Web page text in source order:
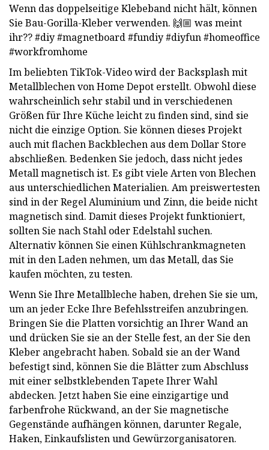
Wenn das doppelseitige Klebeband nicht hält, können
Sie Bau-Gorilla-Kleber verwenden. 🙌🏼 was meint
ihr?? #diy #magnetboard #fundiy #diyfun #homeoffice
#workfromhome
Im beliebten TikTok-Video wird der Backsplash mit
Metallblechen von Home Depot erstellt. Obwohl diese
wahrscheinlich sehr stabil und in verschiedenen
Größen für Ihre Küche leicht zu finden sind, sind sie
nicht die einzige Option. Sie können dieses Projekt
auch mit flachen Backblechen aus dem Dollar Store
abschließen. Bedenken Sie jedoch, dass nicht jedes
Metall magnetisch ist. Es gibt viele Arten von Blechen
aus unterschiedlichen Materialien. Am preiswertesten
sind in der Regel Aluminium und Zinn, die beide nicht
magnetisch sind. Damit dieses Projekt funktioniert,
sollten Sie nach Stahl oder Edelstahl suchen.
Alternativ können Sie einen Kühlschrankmagneten
mit in den Laden nehmen, um das Metall, das Sie
kaufen möchten, zu testen.
Wenn Sie Ihre Metallbleche haben, drehen Sie sie um,
um an jeder Ecke Ihre Befehlsstreifen anzubringen.
Bringen Sie die Platten vorsichtig an Ihrer Wand an
und drücken Sie sie an der Stelle fest, an der Sie den
Kleber angebracht haben. Sobald sie an der Wand
befestigt sind, können Sie die Blätter zum Abschluss
mit einer selbstklebenden Tapete Ihrer Wahl
abdecken. Jetzt haben Sie eine einzigartige und
farbenfrohe Rückwand, an der Sie magnetische
Gegenstände aufhängen können, darunter Regale,
Haken, Einkaufslisten und Gewürzorganisatoren.